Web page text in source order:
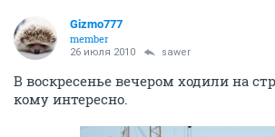
Gizmo777
member
26 июля 2010 sawer
В воскресенье вечером ходили на
кому интересно.